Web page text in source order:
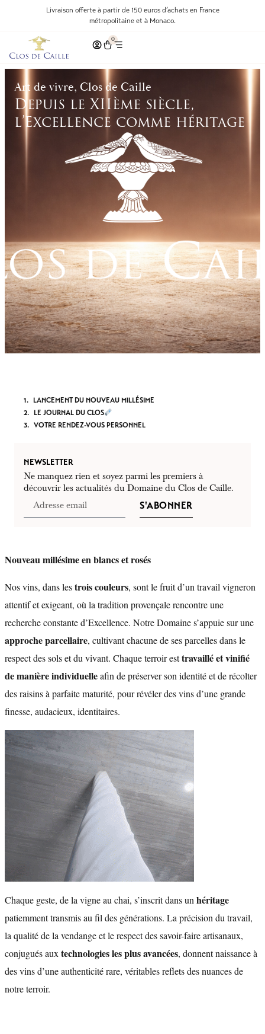
Livraison offerte à partir de 150 euros d’achats en France
métropolitaine et à Monaco.
0
Art de vivre, Clos de Caille
Depuis le XIIème siècle,
l’Excellence comme héritage
LANCEMENT DU NOUVEAU MILLÉSIME
LE JOURNAL DU CLOS
VOTRE RENDEZ-VOUS PERSONNEL
NEWSLETTER
Ne manquez rien et soyez parmi les premiers à
découvrir les actualités du Domaine du Clos de Caille.
S'ABONNER
Nouveau millésime en blancs et rosés
Nos vins, dans lestrois couleurs, sont le fruit d’un travail vigneron
attentif et exigeant, où la tradition provençale rencontre une
recherche constante d’Excellence. Notre Domaine s’appuie sur une
approche parcellaire, cultivant chacune de ses parcelles dans le
respect des sols et du vivant. Chaque terroir esttravaillé et vinifié
de manière individuelleafin de préserver son identité et de récolter
des raisins à parfaite maturité, pour révéler des vins d’une grande
finesse, audacieux, identitaires.
Chaque geste, de la vigne au chai, s’inscrit dans un héritage
patiemment transmis au fil des générations. La précision du travail,
la qualité de la vendange et le respect des savoir-faire artisanaux,
conjugués aux technologies les plus avancées, donnent naissance à
des vins d’une authenticité rare, véritables reflets des nuances de
notre terroir.